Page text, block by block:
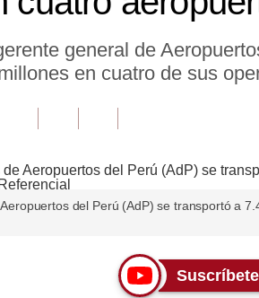
general de
en cuatro de sus
del Perú (AdP) se transportó a